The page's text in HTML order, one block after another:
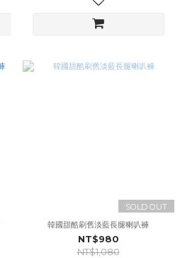
SOLD OUT
韓國甜酷刷舊淡藍長腿喇叭褲
NT$980
NT$1,080